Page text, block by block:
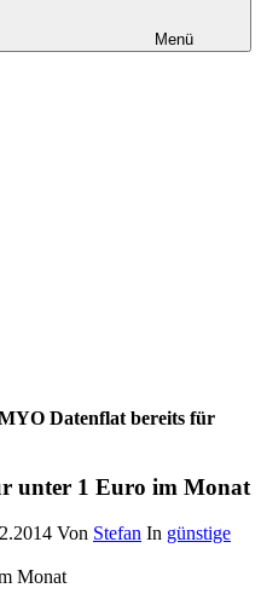
Menü
Datenflat bereits für
unter 1 Euro im Monat
Von Stefan In günstige